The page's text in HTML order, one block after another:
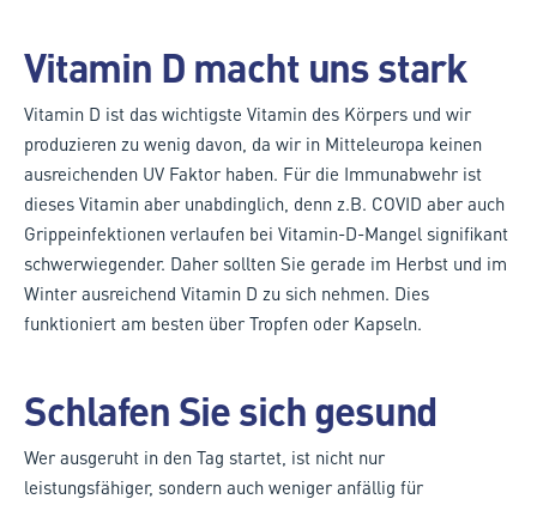
Vitamin D macht uns stark
Vitamin D ist das wichtigste Vitamin des Körpers und wir
produzieren zu wenig davon, da wir in Mitteleuropa keinen
ausreichenden UV Faktor haben. Für die Immunabwehr ist
dieses Vitamin aber unabdinglich, denn z.B. COVID aber auch
Grippeinfektionen verlaufen bei Vitamin-D-Mangel signifikant
schwerwiegender. Daher sollten Sie gerade im Herbst und im
Winter ausreichend Vitamin D zu sich nehmen. Dies
funktioniert am besten über Tropfen oder Kapseln.
Schlafen Sie sich gesund
Wer ausgeruht in den Tag startet, ist nicht nur
leistungsfähiger, sondern auch weniger anfällig für